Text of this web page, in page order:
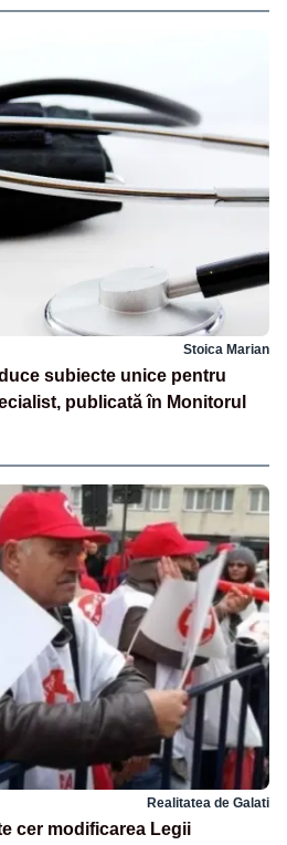
Stoica Marian
subiecte unice pentru
publicată în Monitorul
Realitatea de Galati
cer modificarea Legii